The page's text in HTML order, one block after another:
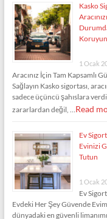
Kasko
Koruyun
1 Ocak
Aracınız İçin Tam Kapsamlı
Sağlayın Kasko sigortası,
sadece üçüncü şahıslara
zararlardan değil, … Read
Ev
Evinizi
Tutun
1 Ocak
Ev
Evdeki Her Şey Güvende
dünyadaki en güvenli